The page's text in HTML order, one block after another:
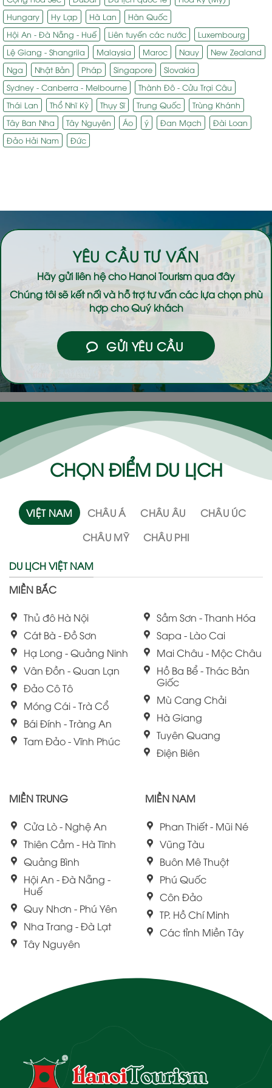
Hungary
Hy Lạp Hà Lan
Hàn Quốc
Hội An - Đà Nẵng - Huế
Liên tuyến các nước
Luxembourg
Lệ Giang - Shangrila
Malaysia Maroc Nauy
New Zealand
Nga
Nhật Bản Pháp Singapore
Slovakia
Sydney - Canberra - Melbourne
Thành Đô - Cửu Trại Câu
Thái Lan
Thổ Nhĩ Kỳ Thụy Sĩ Trung Quốc
Trùng Khánh
Tây Ban Nha
Tây Nguyên Áo ý Đan Mạch
Đài Loan
Đảo Hải Nam
Đức
YÊU CẦU TƯ VẤN
Hãy gửi liên hệ choHanoi Tourismqua đây
Chúng tôi sẽ kết nối và hỗ trợ tư vấn các lựa chọn phù
hợp cho Quý khách
GỬI YÊU CẦU
CHỌN ĐIỂM DU LỊCH
VIỆT NAM CHÂU Á CHÂU ÂU
CHÂU ÚC
CHÂU MỸ
CHÂU PHI
DU LỊCH VIỆT NAM
MIỀN BẮC
Thủ đô Hà Nội
Cát Bà - Đồ Sơn
Hạ Long - Quảng Ninh
Vân Đồn - Quan Lạn
Đảo Cô Tô
Móng Cái - Trà Cổ
Bái Đính - Tràng An
Tam Đảo - Vĩnh Phúc
Sầm Sơn - Thanh Hóa
Sapa - Lào Cai
Mai Châu - Mộc Châu
Hồ Ba Bể - Thác Bản
Giốc
Mù Cang Chải
Hà Giang
Tuyên Quang
Điện Biên
MIỀN TRUNG
Cửa Lò - Nghệ An
Thiên Cầm - Hà Tĩnh
Quảng Bình
Hội An - Đà Nẵng -
Huế
Quy Nhơn - Phú Yên
Nha Trang - Đà Lạt
Tây Nguyên
MIỀN NAM
Phan Thiết - Mũi Né
Vũng Tàu
Buôn Mê Thuột
Phú Quốc
Côn Đảo
TP. Hồ Chí Minh
Các tỉnh Miền Tây